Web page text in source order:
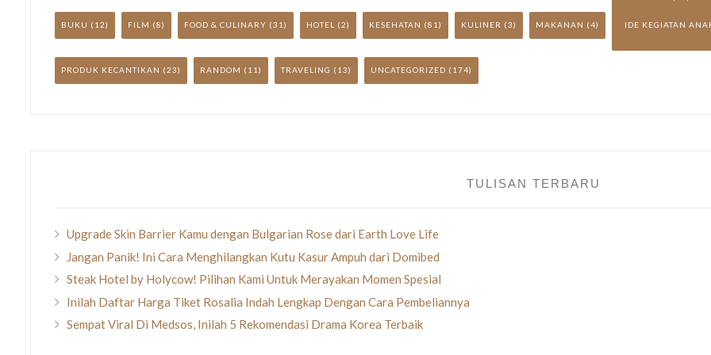
BUKU (12) FILM (8) FOOD & CULINARY (31) HOTEL (2) KESEHATAN (81) KULINER (3) MAKANAN (4) IDE KEGIATAN
PRODUK KECANTIKAN (23) RANDOM (11) TRAVELING (13) UNCATEGORIZED (174)
TULISAN TERBARU
Upgrade Skin Barrier Kamu dengan Bulgarian Rose dari Earth Love Life
Jangan Panik! Ini Cara Menghilangkan Kutu Kasur Ampuh dari Domibed
Steak Hotel by Holycow! Pilihan Kami Untuk Merayakan Momen Spesial
Inilah Daftar Harga Tiket Rosalia Indah Lengkap Dengan Cara Pembeliannya
Sempat Viral Di Medsos, Inilah 5 Rekomendasi Drama Korea Terbaik